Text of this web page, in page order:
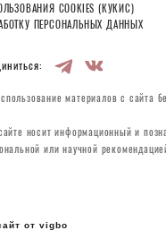
COOKIES (КУКИС)
ПЕРСОНАЛЬНЫХ ДАННЫХ
материалов с сайта
носит информационный и
или научной
от vigbo